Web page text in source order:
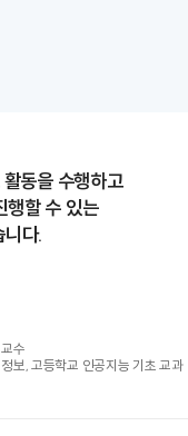
동을 수행하고
행할 수 있는
다.
수
보, 고등학교 인공지능 기초 교과